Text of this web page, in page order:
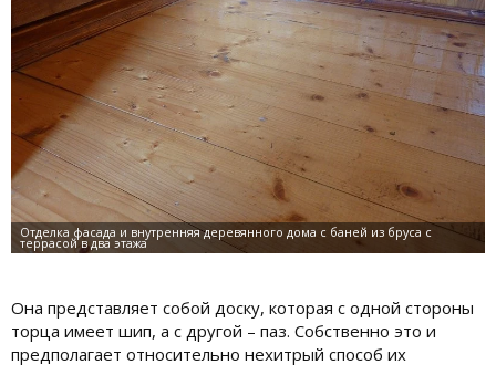
Она представляет собой доску, которая с одной стороны
торца имеет шип, а с другой – паз. Собственно это и
предполагает относительно нехитрый способ их